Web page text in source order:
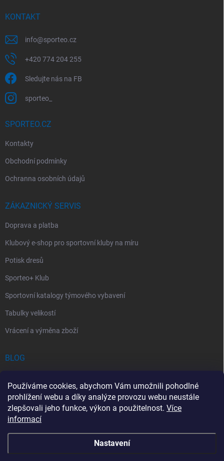
Používáme cookies, abychom Vám umožnili pohodlné
prohlížení webu a díky analýze provozu webu neustále
zlepšovali jeho funkce, výkon a použitelnost. Více
informací
Nastavení
KONTAKT
info@sporteo.cz
+420 774 204 255
Sledujte nás na FB
sporteo_
SPORTEO.CZ
Kontakty
Obchodní podmínky
Ochranna osobních údajů
ZÁKAZNICKÝ SERVIS
Doprava a platba
Klubový e-shop pro sportovní kluby na míru
Potisk dresů
Sporteo+ Klub
Sportovní katalogy týmového vybavení
Tabulky velikostí
Vrácení a výměna zboží
BLOG
Povinný obsah autolékárničky v roce 2026: co musí obsahovat a na
co si dát pozor
Sportovní lékárnička: Jak si vybrat a co by měla obsahovat?